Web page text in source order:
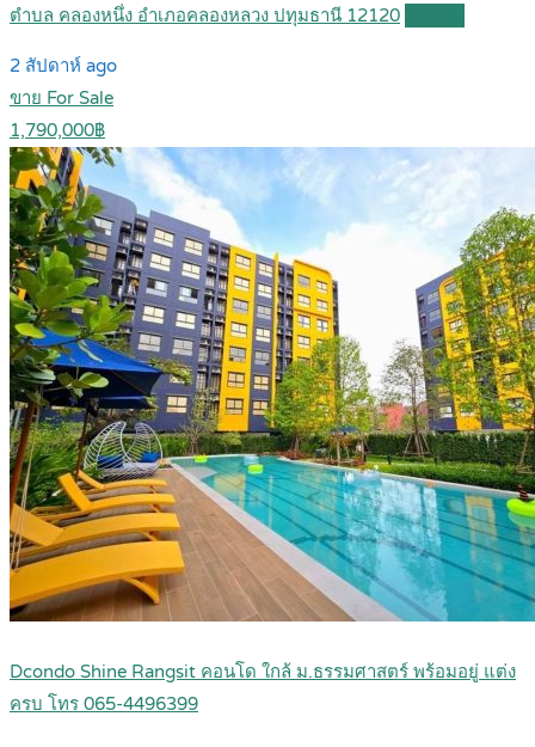
ตำบล คลองหนึ่ง อำเภอคลองหลวง ปทุมธานี 12120
2 สัปดาห์ ago
ขาย For Sale
1,790,000฿
Dcondo Shine Rangsit คอนโด ใกล้ ม.ธรรมศาสตร์ พร้อมอยู่ แต่ง
ครบ โทร 065-4496399